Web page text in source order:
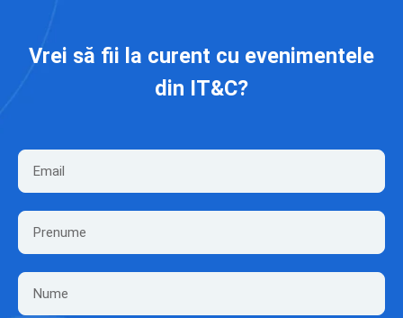
Vrei să fii la curent cu evenimentele
din IT&C?